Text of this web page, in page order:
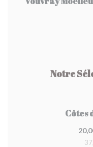
Notre
Côtes